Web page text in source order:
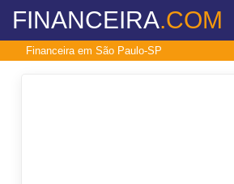
FINANCEIRA.COM
Financeira em São Paulo-SP